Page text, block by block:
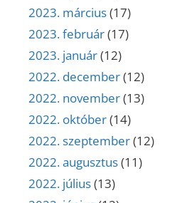
2023. március(17)
2023. február(17)
2023. január(12)
2022. december(12)
2022. november(13)
2022. október(14)
2022. szeptember(12)
2022. augusztus(11)
2022. július(13)